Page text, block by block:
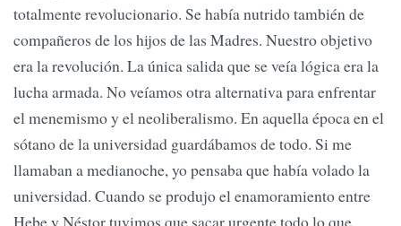
totalmente revolucionario. Se había nutrido también de
compañeros de los hijos de las Madres. Nuestro objetivo
era la revolución. La única salida que se veía lógica era la
lucha armada. No veíamos otra alternativa para enfrentar
el menemismo y el neoliberalismo. En aquella época en el
sótano de la universidad guardábamos de todo. Si me
llamaban a medianoche, yo pensaba que había volado la
universidad. Cuando se produjo el enamoramiento entre